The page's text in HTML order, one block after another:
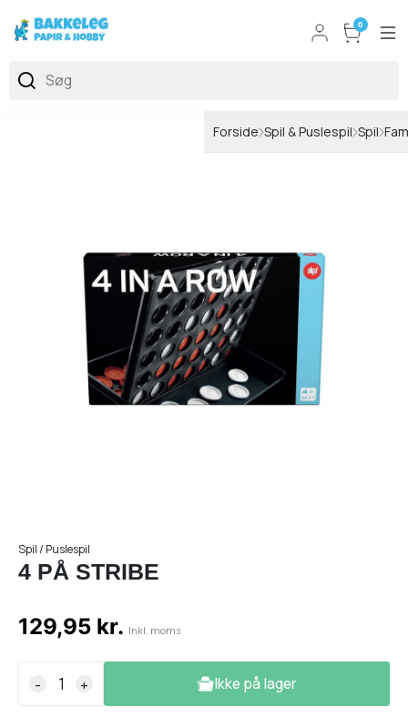
0
Forside Spil & Puslespil Spil
Spil / Puslespil
4 PÅ STRIBE
129,95 kr. Inkl. moms
- + Ikke på lager